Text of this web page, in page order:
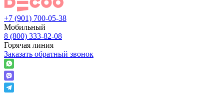
+7 (901) 700-05-38
Мобильный
8 (800) 333-82-08
Горячая линия
Заказать обратный звонок